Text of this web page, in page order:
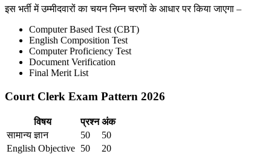
इस भर्ती में उम्मीदवारों का चयन निम्न चरणों के आधार पर किया जाएगा –
Computer Based Test (CBT)
English Composition Test
Computer Proficiency Test
Document Verification
Final Merit List
Court Clerk Exam Pattern 2026
विषय प्रश्न अंक
सामान्य ज्ञान
50
50
English Objective 50
20